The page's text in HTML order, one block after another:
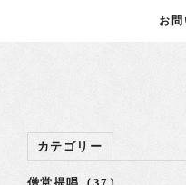
お問
カテゴリー